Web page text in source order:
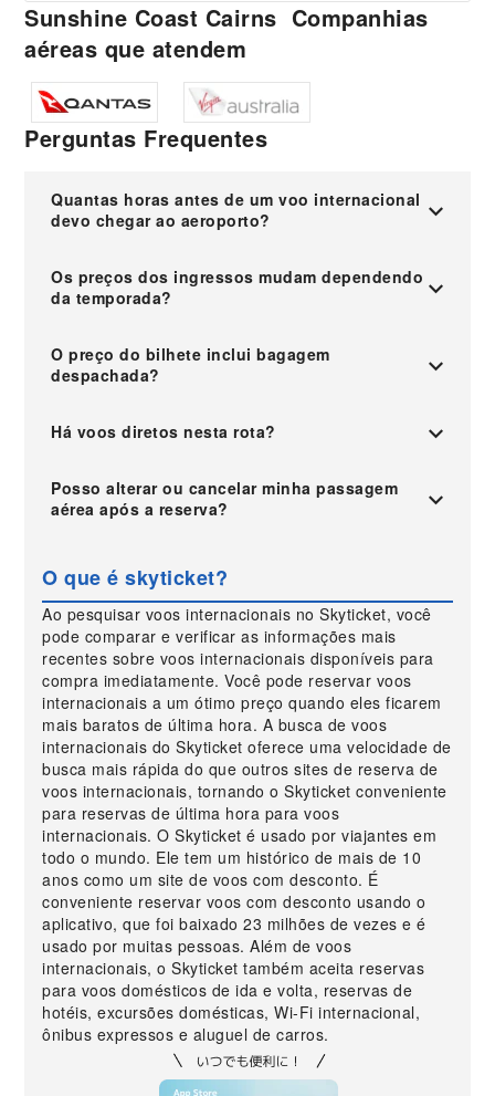
Sunshine Coast Cairns Companhias
aéreas que atendem
Perguntas Frequentes
Quantas horas antes de um voo internacional
devo chegar ao aeroporto?
Os preços dos ingressos mudam dependendo
da temporada?
O preço do bilhete inclui bagagem
despachada?
Há voos diretos nesta rota?
Posso alterar ou cancelar minha passagem
aérea após a reserva?
O que é skyticket?
Ao pesquisar voos internacionais no Skyticket, você
pode comparar e verificar as informações mais
recentes sobre voos internacionais disponíveis para
compra imediatamente. Você pode reservar voos
internacionais a um ótimo preço quando eles ficarem
mais baratos de última hora. A busca de voos
internacionais do Skyticket oferece uma velocidade de
busca mais rápida do que outros sites de reserva de
voos internacionais, tornando o Skyticket conveniente
para reservas de última hora para voos
internacionais. O Skyticket é usado por viajantes em
todo o mundo. Ele tem um histórico de mais de 10
anos como um site de voos com desconto. É
conveniente reservar voos com desconto usando o
aplicativo, que foi baixado 23 milhões de vezes e é
usado por muitas pessoas. Além de voos
internacionais, o Skyticket também aceita reservas
para voos domésticos de ida e volta, reservas de
hotéis, excursões domésticas, Wi-Fi internacional,
ônibus expressos e aluguel de carros.